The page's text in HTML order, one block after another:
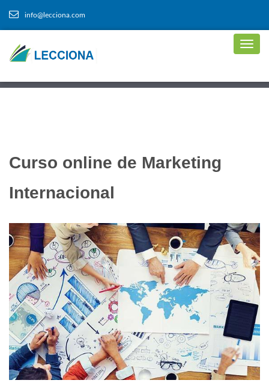
info@lecciona.com
Curso online de Marketing
Internacional